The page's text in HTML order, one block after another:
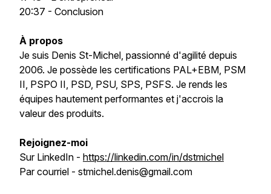
20:37 - Conclusion
À propos
Je suis Denis St-Michel, passionné d'agilité depuis
2006. Je possède les certifications PAL+EBM, PSM
II, PSPO II, PSD, PSU, SPS, PSFS. Je rends les
équipes hautement performantes et j'accrois la
valeur des produits.
Rejoignez-moi
Sur LinkedIn - https://linkedin.com/in/dstmichel
Par courriel - stmichel.denis@gmail.com